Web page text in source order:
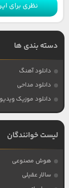
نظری برای
دسته بندی ها
دانلود آهنگ
دانلود مداحی
دانلود موزیک ویدیو
لیست خوانندگان
هوش مصنوعی
سالار عقیلی